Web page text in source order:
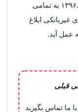
بخشـنامه شـماره ۱۴۹۱۵۳‏‏‏‏‏.۹۶ مورخ ‏‏‏‏۱۶‏‏‏‏‏.۵‏‏‏‏‏.۱۳۹۶ به تمامی
ابلاغ
عمل آید.
قبلی
ما تماس بگیرید